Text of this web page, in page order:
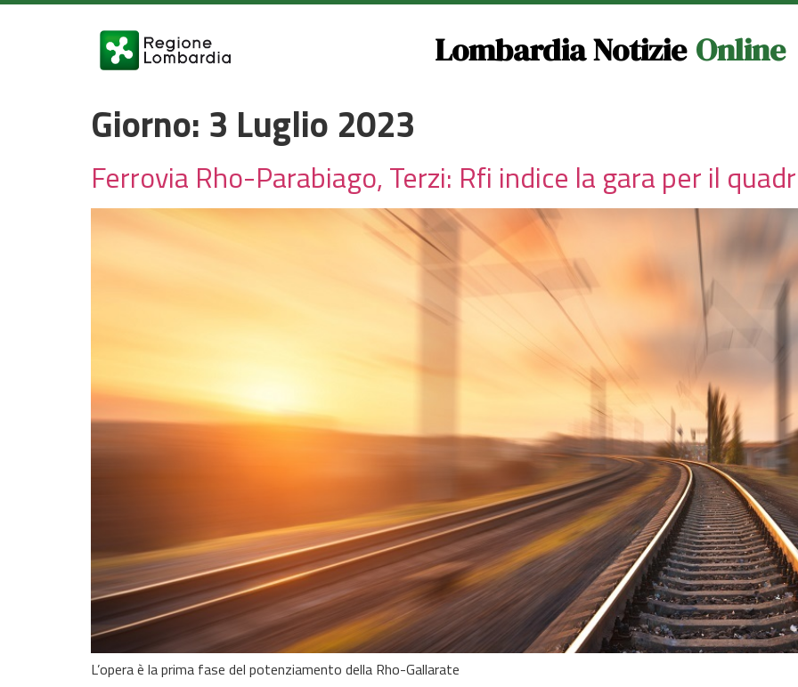
Lombardia Notizie Online
Giorno: 3 Luglio 2023
Ferrovia Rho-Parabiago, Terzi: Rfi indice la gara per il
L’opera è la prima fase del potenziamento della Rho-Gallarate